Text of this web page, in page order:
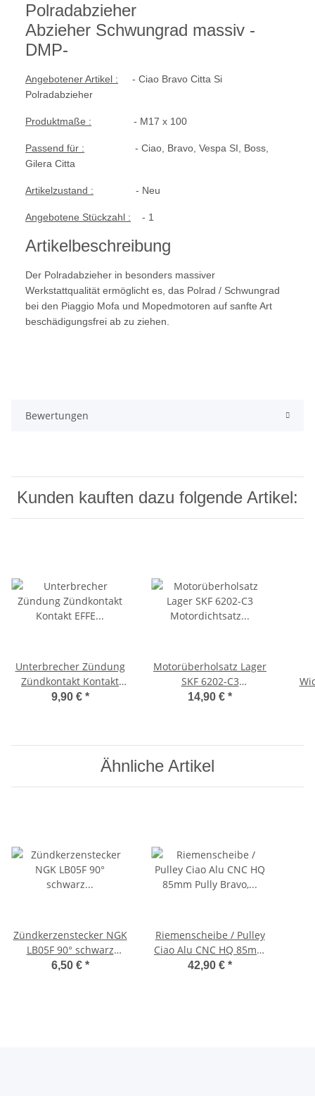
Polradabzieher
Abzieher Schwungrad massiv -
DMP-
Angebotener Artikel : - Ciao Bravo Citta Si
Polradabzieher
Produktmaße : - M17 x 100
Passend für : - Ciao, Bravo, Vespa SI, Boss,
Gilera Citta
Artikelzustand : - Neu
Angebotene Stückzahl : - 1
Artikelbeschreibung
Der Polradabzieher in besonders massiver
Werkstattqualität ermöglicht es, das Polrad / Schwungrad
bei den Piaggio Mofa und Mopedmotoren auf sanfte Art
beschädigungsfrei ab zu ziehen.
Bewertungen
Kunden kauften dazu folgende Artikel:
Unterbrecher Zündung
Zündkontakt Kontakt
EFFE Ciao, Bravo, SI, -CIF-
9,90 € *
Motorüberholsatz Lager
SKF 6202-C3
Motordichtsatz Ciao,
14,90 € *
Ähnliche Artikel
Zündkerzenstecker NGK
LB05F 90° schwarz
spritzwassergeschützt -
6,50 € *
Riemenscheibe / Pulley
Ciao Alu CNC HQ 85mm
Pully Bravo, SI, Grillo
42,90 € *